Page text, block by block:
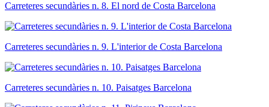
Carreteres secundàries n. 8. El nord de Costa Barcelona
Carreteres secundàries n. 9. L'interior de Costa Barcelona
Carreteres secundàries n. 10. Paisatges Barcelona